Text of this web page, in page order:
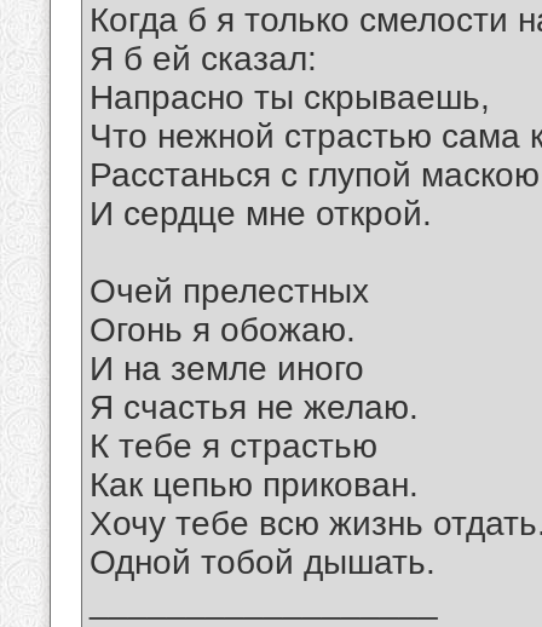
Когда б я только смелости
Я б ей сказал:
Напрасно ты скрываешь,
Что нежной страстью сама
Расстанься с глупой маскою
И сердце мне открой.
Очей прелестных
Огонь я обожаю.
И на земле иного
Я счастья не желаю.
К тебе я страстью
Как цепью прикован.
Хочу тебе всю жизнь
Одной тобой дышать.